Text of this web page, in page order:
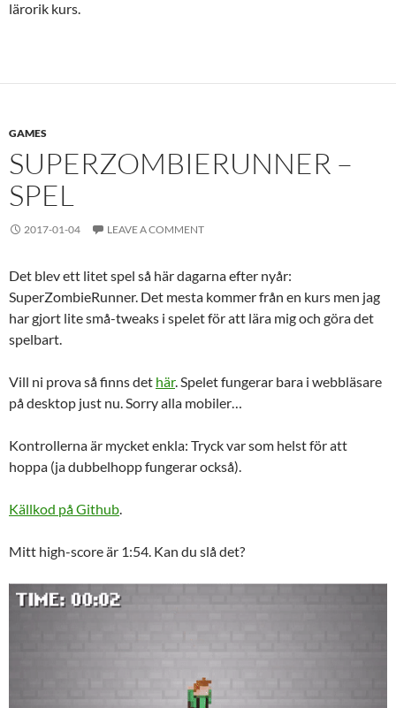
lärorik kurs.
GAMES
SUPERZOMBIERUNNER –
SPEL
2017-01-04 LEAVE A COMMENT
Det blev ett litet spel så här dagarna efter nyår:
SuperZombieRunner. Det mesta kommer från en kurs men jag
har gjort lite små-tweaks i spelet för att lära mig och göra det
spelbart.
Vill ni prova så finns det här. Spelet fungerar bara i webbläsare
på desktop just nu. Sorry alla mobiler…
Kontrollerna är mycket enkla: Tryck var som helst för att
hoppa (ja dubbelhopp fungerar också).
Källkod på Github.
Mitt high-score är 1:54. Kan du slå det?